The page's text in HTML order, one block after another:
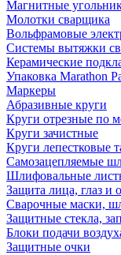
Магнитные
Молотки сварщика
Вольфрамовые
Системы вытяжки
Керамические
Упаковка Marathon
Маркеры
Абразивные круги
Круги отрезные по
Круги зачистные
Круги лепестковые
Самозацепляемые
Шлифовальные
Защита лица, глаз и
Сварочные маски,
Защитные стекла,
Блоки подачи
Защитные очки